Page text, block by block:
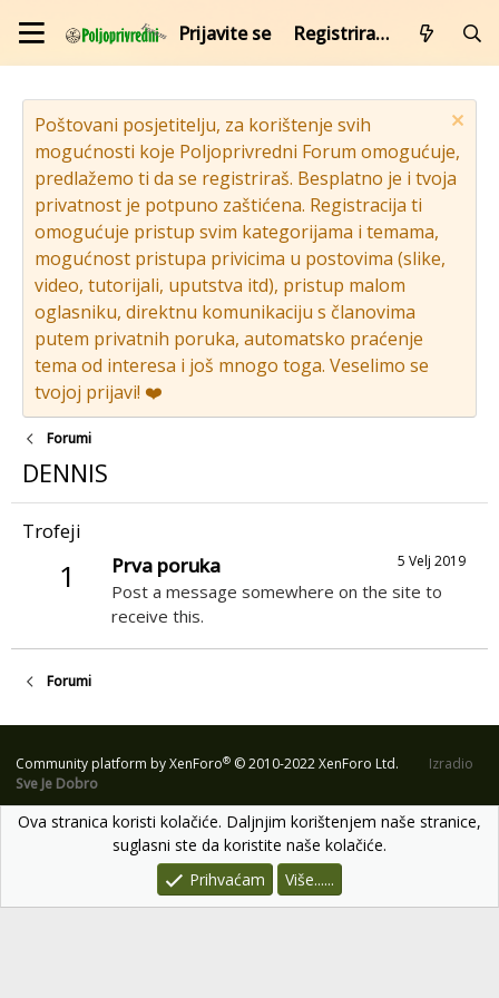
Prijavite se Registrirajte se
Poštovani posjetitelju, za korištenje svih
mogućnosti koje Poljoprivredni Forum omogućuje,
predlažemo ti da se registriraš. Besplatno je i tvoja
privatnost je potpuno zaštićena. Registracija ti
omogućuje pristup svim kategorijama i temama,
mogućnost pristupa privicima u postovima (slike,
video, tutorijali, uputstva itd), pristup malom
oglasniku, direktnu komunikaciju s članovima
putem privatnih poruka, automatsko praćenje
tema od interesa i još mnogo toga. Veselimo se
tvojoj prijavi! ❤️
Forumi
DENNIS
Trofeji
1 5 Velj 2019
Prva poruka
Post a message somewhere on the site to
receive this.
Forumi
Community platform by XenForo® © 2010-2022 XenForo Ltd.
Izradio
Sve Je Dobro
Ova stranica koristi kolačiće. Daljnjim korištenjem naše stranice,
suglasni ste da koristite naše kolačiće.
Prihvaćam
Više......